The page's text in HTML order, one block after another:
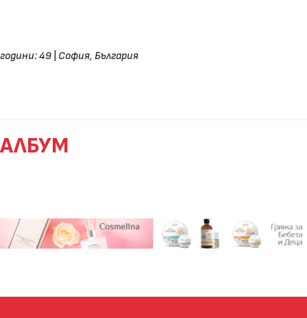
години: 49 София, България
АЛБУМ